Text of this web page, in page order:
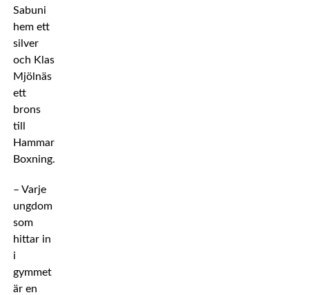
Sabuni
hem ett
silver
och Klas
Mjölnäs
ett
brons
till
Hammarby
Boxning.
– Varje
ungdom
som
hittar in
i
gymmet
är en